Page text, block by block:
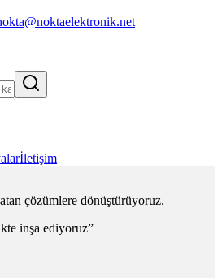
İletişim
çözümlere dönüştürüyoruz.
inşa ediyoruz”